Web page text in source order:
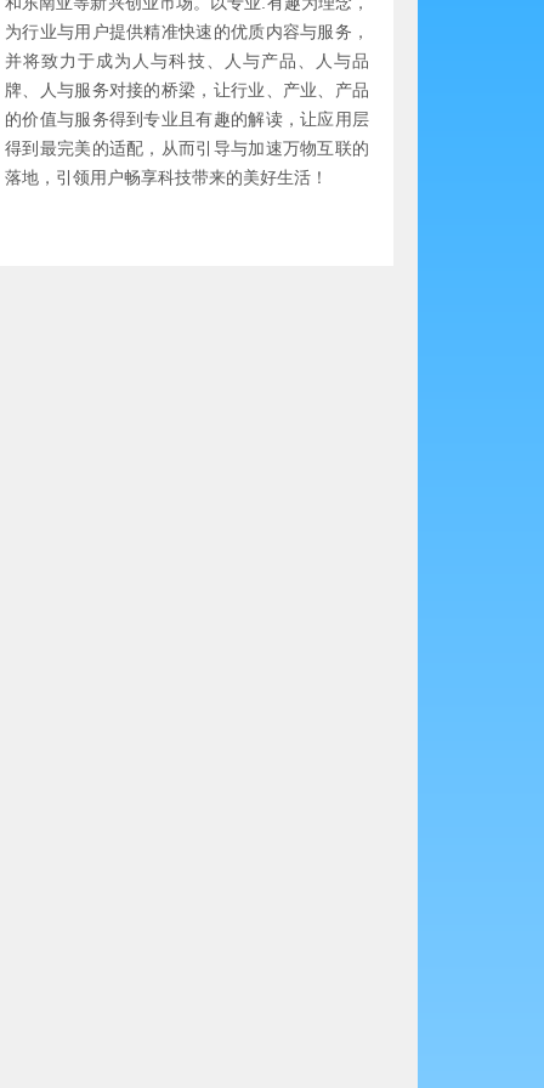
为行业与用户提供精准快速的优质内容与服务，
并将致力于成为人与科技、人与产品、人与品
牌、人与服务对接的桥梁，让行业、产业、产品
的价值与服务得到专业且有趣的解读，让应用层
得到最完美的适配，从而引导与加速万物互联的
落地，引领用户畅享科技带来的美好生活！